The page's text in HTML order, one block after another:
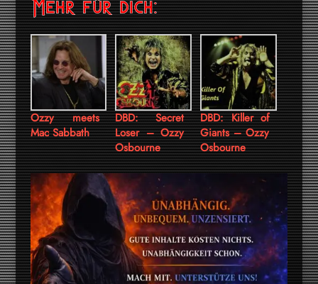
Mehr für dich:
Ozzy meets
Mac Sabbath
DBD: Secret
Loser – Ozzy
Osbourne
DBD: Killer of
Giants – Ozzy
Osbourne